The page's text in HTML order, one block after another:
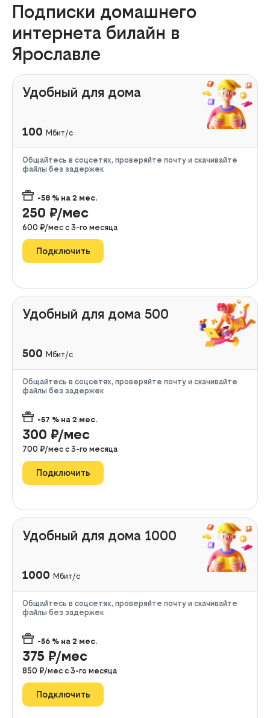
Подписки домашнего
интернета билайн в
Ярославле
Удобный для дома
100 Мбит/с
Общайтесь в соцсетях, проверяйте почту и скачивайте
файлы без задержек
-58 % на 2 мес.
250 ₽/мес
600 ₽/мес с 3-го месяца
Подключить
Удобный для дома 500
500 Мбит/с
Общайтесь в соцсетях, проверяйте почту и скачивайте
файлы без задержек
-57 % на 2 мес.
300 ₽/мес
700 ₽/мес с 3-го месяца
Подключить
Удобный для дома 1000
1000 Мбит/с
Общайтесь в соцсетях, проверяйте почту и скачивайте
файлы без задержек
-56 % на 2 мес.
375 ₽/мес
850 ₽/мес с 3-го месяца
Подключить